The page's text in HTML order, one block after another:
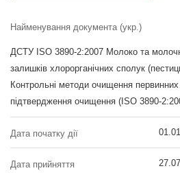
Найменування документа (укр.)
ДСТУ ISO 3890-2:2007 Молоко та
залишків хлорорганічних сполук
Контрольні методи очищення первинних
підтвердження очищення (ISO 3890-
Дата початку дії
Дата прийняття